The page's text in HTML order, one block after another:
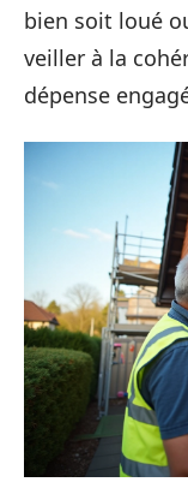
bien soit loué
veiller à la
dépense